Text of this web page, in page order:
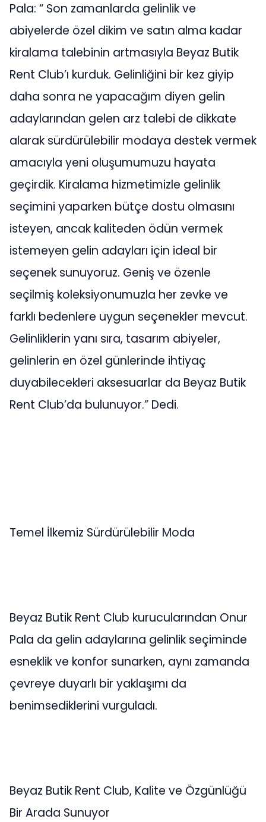
Pala: “ Son zamanlarda gelinlik ve
abiyelerde özel dikim ve satın alma kadar
kiralama talebinin artmasıyla Beyaz Butik
Rent Club’ı kurduk. Gelinliğini bir kez giyip
daha sonra ne yapacağım diyen gelin
adaylarından gelen arz talebi de dikkate
alarak sürdürülebilir modaya destek vermek
amacıyla yeni oluşumumuzu hayata
geçirdik. Kiralama hizmetimizle gelinlik
seçimini yaparken bütçe dostu olmasını
isteyen, ancak kaliteden ödün vermek
istemeyen gelin adayları için ideal bir
seçenek sunuyoruz. Geniş ve özenle
seçilmiş koleksiyonumuzla her zevke ve
farklı bedenlere uygun seçenekler mevcut.
Gelinliklerin yanı sıra, tasarım abiyeler,
gelinlerin en özel günlerinde ihtiyaç
duyabilecekleri aksesuarlar da Beyaz Butik
Rent Club’da bulunuyor.” Dedi.
Temel İlkemiz Sürdürülebilir Moda
Beyaz Butik Rent Club kurucularından Onur
Pala da gelin adaylarına gelinlik seçiminde
esneklik ve konfor sunarken, aynı zamanda
çevreye duyarlı bir yaklaşımı da
benimsediklerini vurguladı.
Beyaz Butik Rent Club, Kalite ve Özgünlüğü
Bir Arada Sunuyor